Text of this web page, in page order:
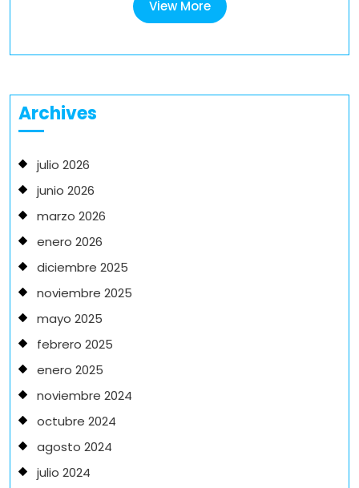
View MoreView
More
Archives
julio 2026
junio 2026
marzo 2026
enero 2026
diciembre 2025
noviembre 2025
mayo 2025
febrero 2025
enero 2025
noviembre 2024
octubre 2024
agosto 2024
julio 2024